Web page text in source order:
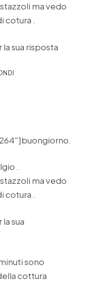
ma vedo
cotura .
sua risposta
.
ma vedo
cotura .
sua
sono
cottura